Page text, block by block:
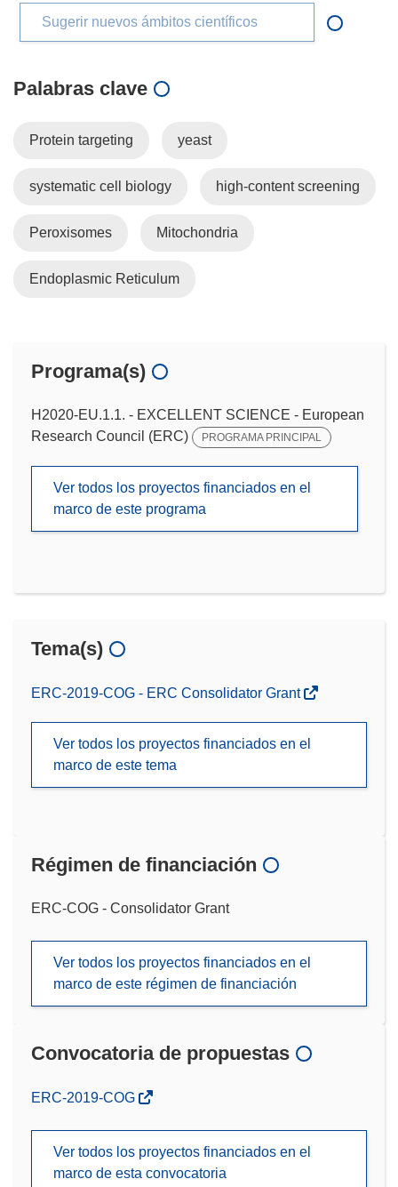
Sugerir nuevos ámbitos científicos
Palabras clave
Protein targeting yeast
systematic cell biology high-content screening
Peroxisomes Mitochondria
Endoplasmic Reticulum
Programa(s)
H2020-EU.1.1. - EXCELLENT SCIENCE - European
Research Council (ERC)
PROGRAMA PRINCIPAL
Ver todos los proyectos financiados en el
marco de este programa
Tema(s)
ERC-2019-COG - ERC Consolidator Grant
Ver todos los proyectos financiados en el
marco de este tema
Régimen de financiación
ERC-COG - Consolidator Grant
Ver todos los proyectos financiados en el
marco de este régimen de financiación
Convocatoria de propuestas
(se
nueva
ERC-2019-COG
Ver todos los proyectos financiados en el
marco de esta convocatoria